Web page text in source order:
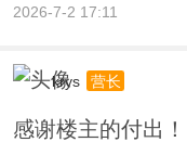
2026-7-2 17:11
krys 营长
感谢楼主的付出！